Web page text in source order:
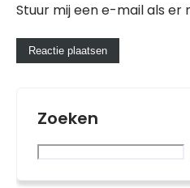
Stuur mij een e-mail als er
Zoeken